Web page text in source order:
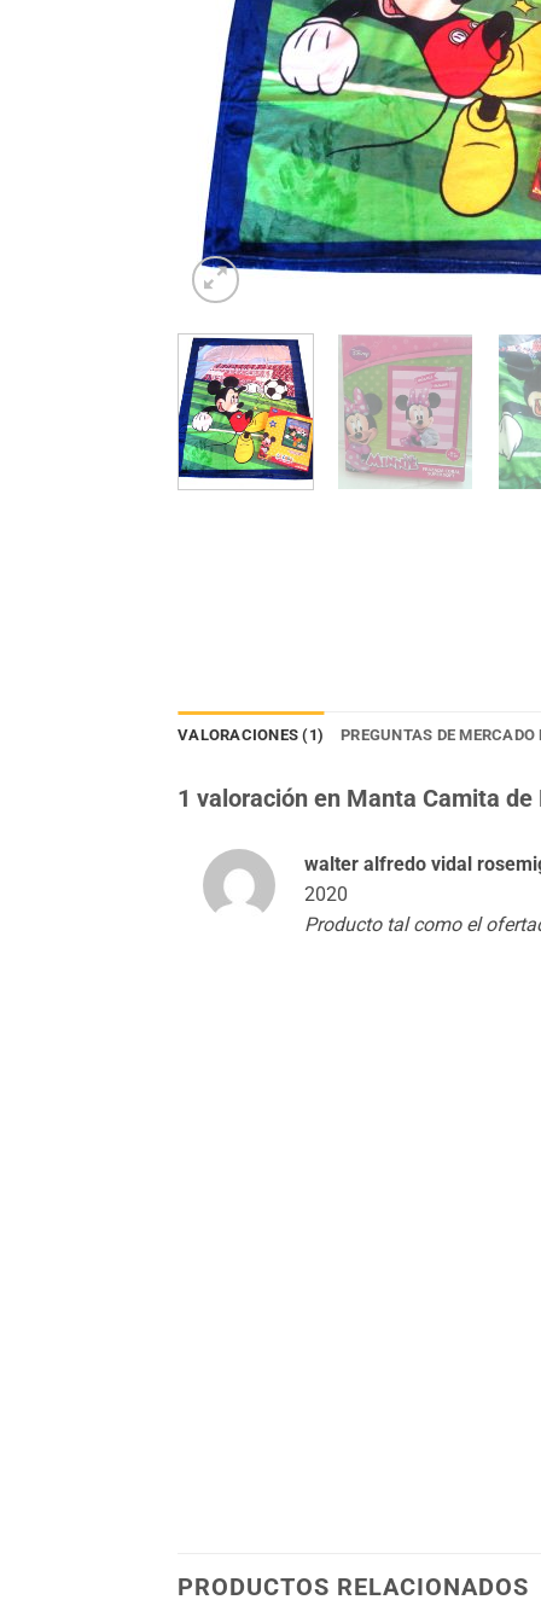
VALORACIONES (1) PREGUNTAS DE MERCADO
1 valoración en Manta Camita de
walter alfredo vidal
2020
Producto tal como el
PRODUCTOS RELACIONADOS